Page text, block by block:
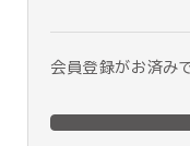
会員登録がお済み